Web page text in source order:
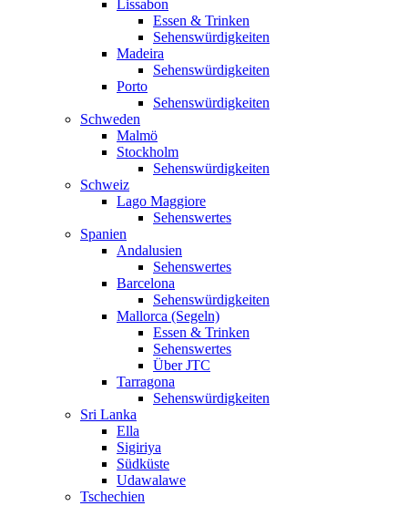
Lissabon
Essen & Trinken
Sehenswürdigkeiten
Madeira
Sehenswürdigkeiten
Porto
Sehenswürdigkeiten
Schweden
Malmö
Stockholm
Sehenswürdigkeiten
Schweiz
Lago Maggiore
Sehenswertes
Spanien
Andalusien
Sehenswertes
Barcelona
Sehenswürdigkeiten
Mallorca (Segeln)
Essen & Trinken
Sehenswertes
Über JTC
Tarragona
Sehenswürdigkeiten
Sri Lanka
Ella
Sigiriya
Südküste
Udawalawe
Tschechien